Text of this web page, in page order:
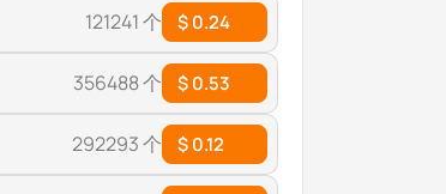
121241 个 $ 0.24
356488 个 $ 0.53
292293 个 $ 0.12